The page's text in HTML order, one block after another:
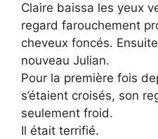
Claire baissa les yeux
regard farouchement
cheveux foncés.
nouveau Julian.
Pour la première fois
s’étaient croisés, son
seulement froid.
Il était terrifié.